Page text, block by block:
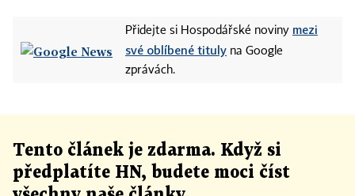
Přidejte si Hospodářské noviny mezi
své oblíbené tituly na Google
zprávách.
Tento článek je zdarma. Když si
předplatíte HN, budete moci číst